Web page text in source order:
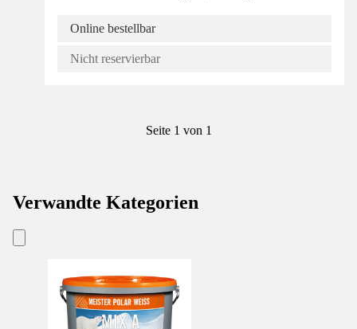
Online bestellbar
Nicht reservierbar
Seite 1 von 1
Verwandte Kategorien